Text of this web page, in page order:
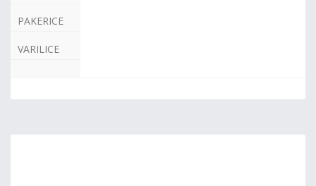
PAKERICE
VARILICE